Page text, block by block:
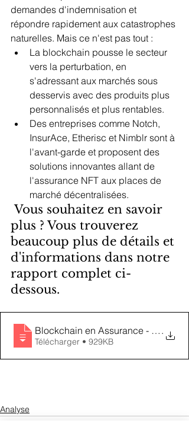
demandes d'indemnisation et
répondre rapidement aux catastrophes
naturelles. Mais ce n'est pas tout :
La blockchain pousse le secteur
vers la perturbation, en
s'adressant aux marchés sous
desservis avec des produits plus
personnalisés et plus rentables.
Des entreprises comme Notch,
InsurAce, Etherisc et Nimblr sont à
l'avant-garde et proposent des
solutions innovantes allant de
l'assurance NFT aux places de
marché décentralisées.
Vous souhaitez en savoir
plus ? Vous trouverez
beaucoup plus de détails et
d'informations dans notre
rapport complet ci-
dessous.
Blockchain en Assurance - Les
.
Télécharger • 929KB
Analyse